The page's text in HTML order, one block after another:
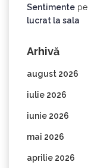
Sentimente pe
lucrat la sala
Arhivă
august 2026
iulie 2026
iunie 2026
mai 2026
aprilie 2026